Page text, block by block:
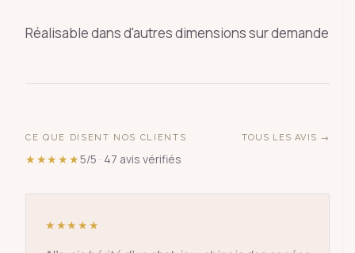
Réalisable dans d'autres dimensions sur demande
CE QUE DISENT NOS CLIENTS
★★★★★5/5 · 47 avis vérifiés
TOUS LES AVIS →
★★★★★